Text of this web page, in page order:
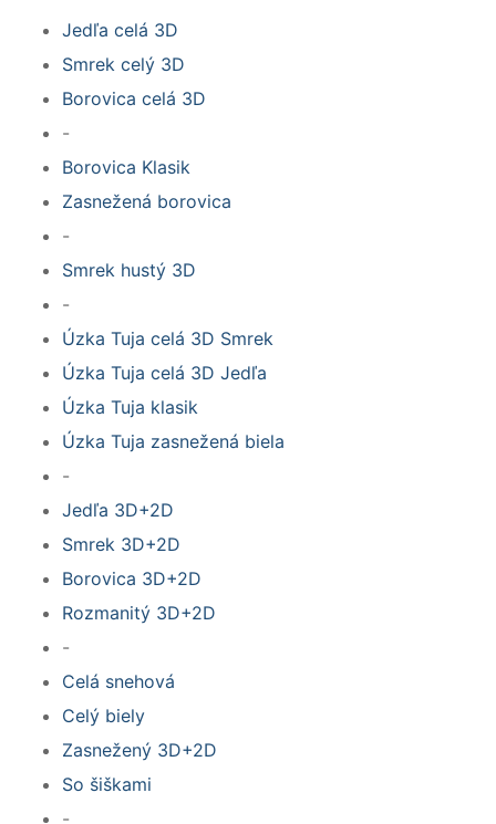
Jedľa celá 3D
Smrek celý 3D
Borovica celá 3D
-
Borovica Klasik
Zasnežená borovica
-
Smrek hustý 3D
-
Úzka Tuja celá 3D Smrek
Úzka Tuja celá 3D Jedľa
Úzka Tuja klasik
Úzka Tuja zasnežená biela
-
Jedľa 3D+2D
Smrek 3D+2D
Borovica 3D+2D
Rozmanitý 3D+2D
-
Celá snehová
Celý biely
Zasnežený 3D+2D
So šiškami
-